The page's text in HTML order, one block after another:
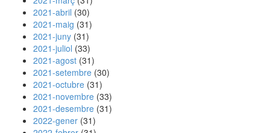
2021-abril (30)
2021-maig (31)
2021-juny (31)
2021-juliol (33)
2021-agost (31)
2021-setembre (30)
2021-octubre (31)
2021-novembre (33)
2021-desembre (31)
2022-gener (31)